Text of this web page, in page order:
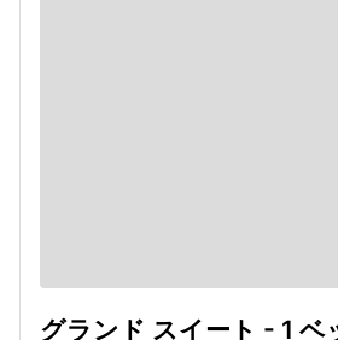
グランド スイート - 1 ベ